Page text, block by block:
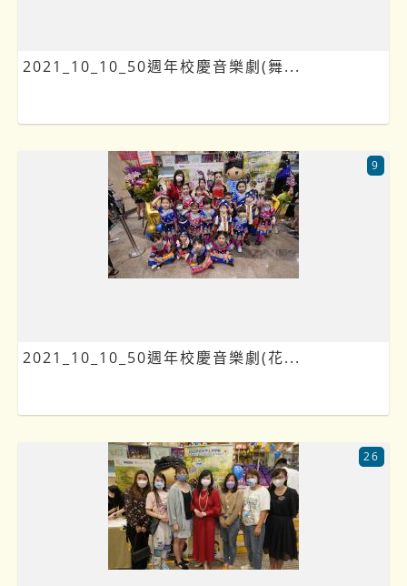
2021_10_10_50週年校慶音樂劇(舞...
2021_10_10_50週年校慶音樂劇(花...
9
26